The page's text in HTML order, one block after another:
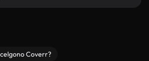
Coverr?